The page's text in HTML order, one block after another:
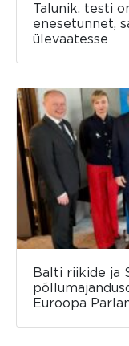
Talunik, testi
enesetunnet,
ülevaatesse
Balti riikide ja
Euroopa